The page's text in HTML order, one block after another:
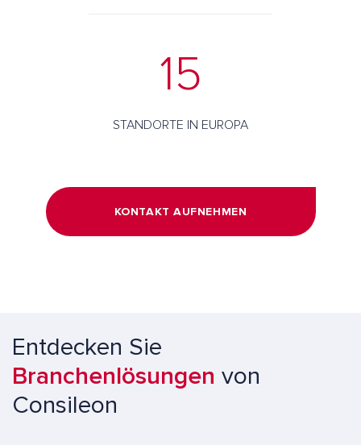
15
STANDORTE IN EUROPA
KONTAKT AUFNEHMEN
Entdecken Sie
Branchenlösungen von
Consileon